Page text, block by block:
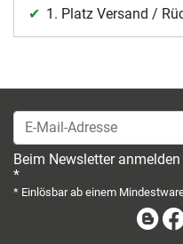
1. Platz Versand /
E-Mail-Adresse
Beim Newsletter
*
* Einlösbar ab einem